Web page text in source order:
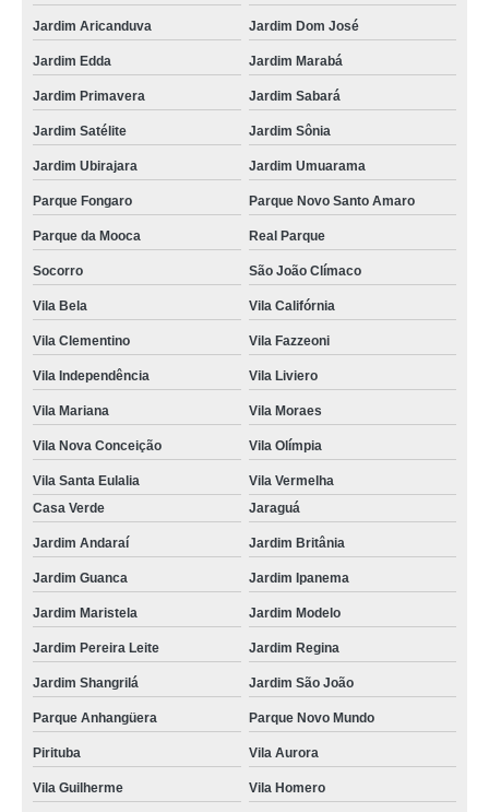
Jardim Aricanduva Jardim Dom José
Jardim Edda Jardim Marabá
Jardim Primavera Jardim Sabará
Jardim Satélite Jardim Sônia
Jardim Ubirajara Jardim Umuarama
Parque Fongaro Parque Novo Santo Amaro
Parque da Mooca Real Parque
Socorro São João Clímaco
Vila Bela Vila Califórnia
Vila Clementino Vila Fazzeoni
Vila Independência Vila Liviero
Vila Mariana Vila Moraes
Vila Nova Conceição Vila Olímpia
Vila Santa Eulalia
Vila Vermelha
Casa Verde
Jaraguá
Jardim Andaraí Jardim Britânia
Jardim Guanca Jardim Ipanema
Jardim Maristela Jardim Modelo
Jardim Pereira Leite Jardim Regina
Jardim Shangrilá Jardim São João
Parque Anhangüera Parque Novo Mundo
Pirituba Vila Aurora
Vila Guilherme Vila Homero